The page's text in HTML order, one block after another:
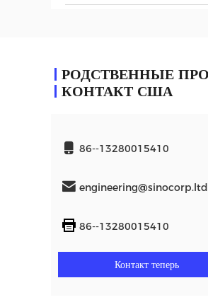
КОНТАКТ США
86--13280015410
engineering@sinocorp.ltd
86--13280015410
Контакт теперь